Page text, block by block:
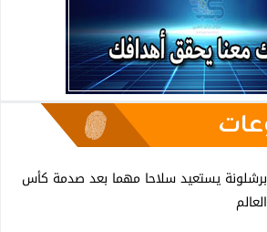
برشلونة يستعيد سلاحا مهما بعد صدمة كأس
العالم